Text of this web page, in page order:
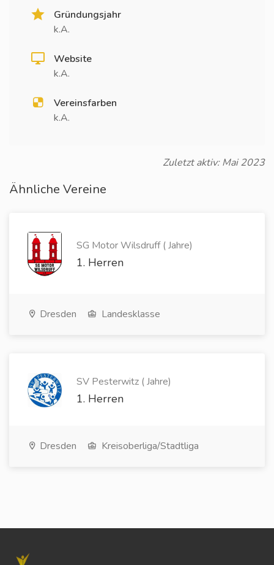
Gründungsjahr
k.A.
Website
k.A.
Vereinsfarben
k.A.
Zuletzt aktiv: Mai 2023
Ähnliche Vereine
SG Motor Wilsdruff ( Jahre)
1. Herren
Dresden Landesklasse
SV Pesterwitz ( Jahre)
1. Herren
Dresden Kreisoberliga/Stadtliga